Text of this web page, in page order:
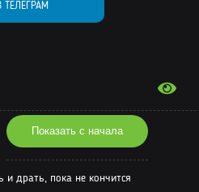
ТЕЛЕГРАМ
Показать с начала
и драть, пока не кончится